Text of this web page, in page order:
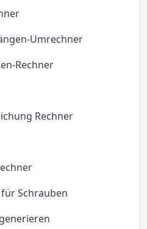
Umrechner
Rechner
Rechner
Schrauben